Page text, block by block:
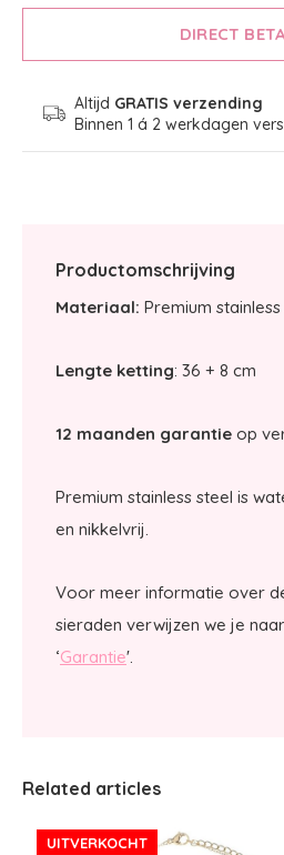
DIRECT
Altijd GRATIS verzending
Binnen 1 á 2 werkdagen
Productomschrijving
Materiaal: Premium
Lengte ketting: 36 + 8 cm
12 maanden garantie op
Premium stainless steel is
en nikkelvrij.
Voor meer informatie over
sieraden verwijzen we je
‘Garantie'.
Related articles
UITVERKOCHT